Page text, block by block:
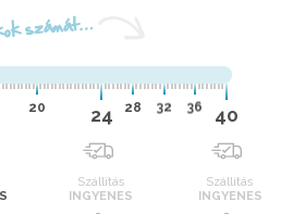
számát…
20 24 28 32 36 40
Szállítás
INGYENES
Szállítás
INGYENES